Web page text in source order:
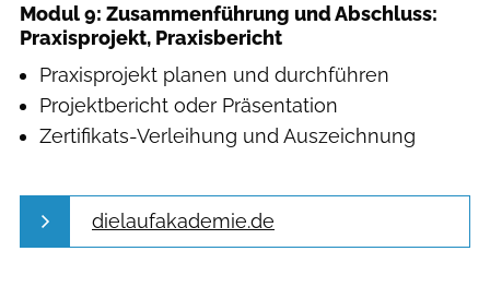
Modul 9: Zusammenführung und Abschluss:
Praxisprojekt, Praxisbericht
Praxisprojekt planen und durchführen
Projektbericht oder Präsentation
Zertifikats-Verleihung und Auszeichnung
dielaufakademie.de